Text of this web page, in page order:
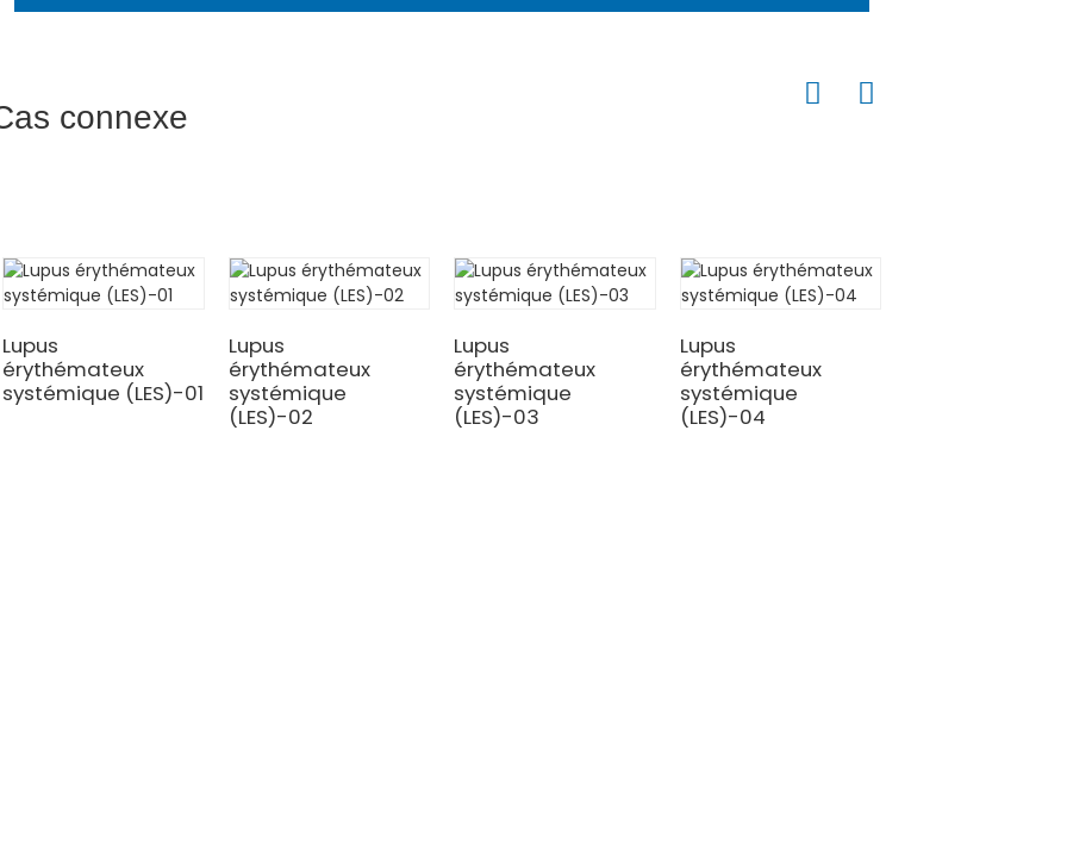
connexe
Lupus
érythémateux
systémique (LES)-01
Lupus
érythémateux
systémique
(LES)-02
Lupus
érythémateux
systémique
(LES)-03
Lupus
érythémateux
systémique
(LES)-04